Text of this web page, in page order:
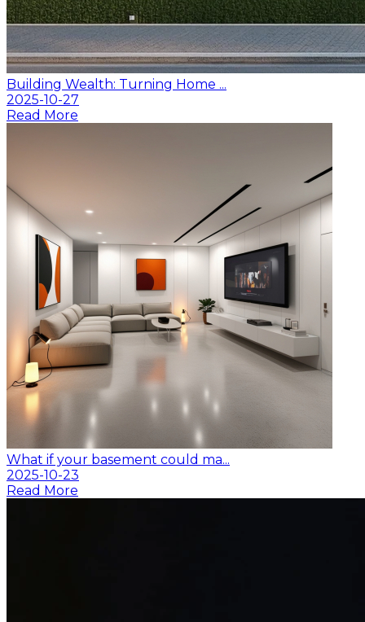
Building Wealth: Turning Home ...
2025-10-27
Read More
What if your basement could ma...
2025-10-23
Read More